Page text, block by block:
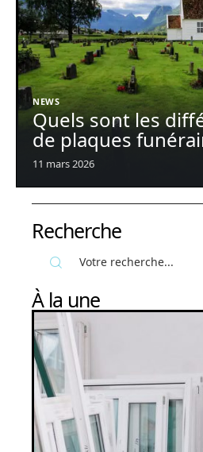
NEWS
Quels sont les
de plaques
11 mars 2026
Recherche
À la une